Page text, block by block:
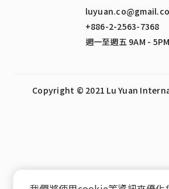
+886-2-2563-7368
週一至週五 9AM - 5PM
Copyright © 2021 Lu Yuan